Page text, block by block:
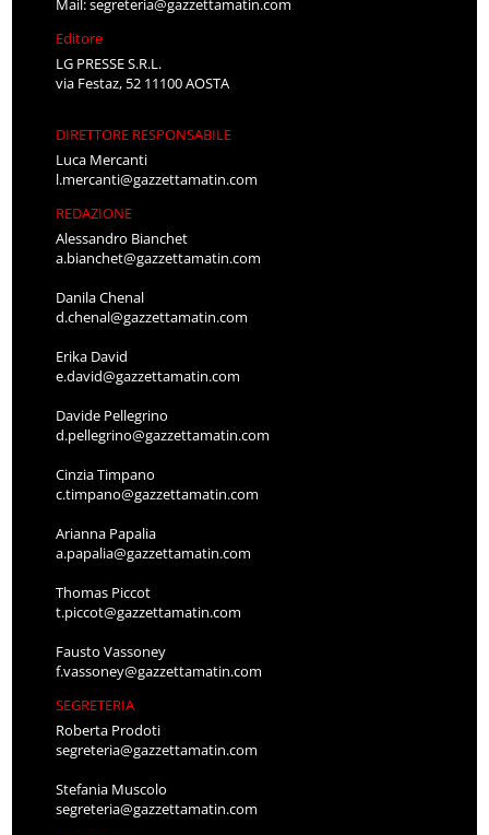
Mail:segreteria@gazzettamatin.com
Editore
LG PRESSE S.R.L.
via Festaz, 52 11100 AOSTA
DIRETTORE RESPONSABILE
Luca Mercanti
l.mercanti@gazzettamatin.com
REDAZIONE
Alessandro Bianchet
a.bianchet@gazzettamatin.com
Danila Chenal
d.chenal@gazzettamatin.com
Erika David
e.david@gazzettamatin.com
Davide Pellegrino
d.pellegrino@gazzettamatin.com
Cinzia Timpano
c.timpano@gazzettamatin.com
Arianna Papalia
a.papalia@gazzettamatin.com
Thomas Piccot
t.piccot@gazzettamatin.com
Fausto Vassoney
f.vassoney@gazzettamatin.com
SEGRETERIA
Roberta Prodoti
segreteria@gazzettamatin.com
Stefania Muscolo
segreteria@gazzettamatin.com